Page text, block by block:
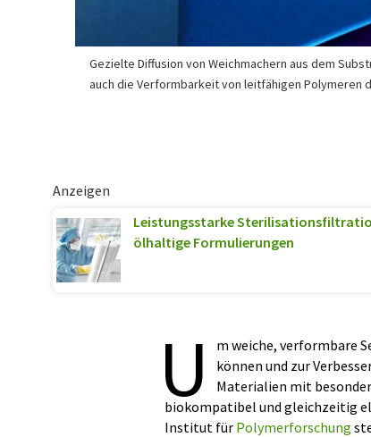
Gezielte Diffusion von Weichmachern aus dem
auch die Verformbarkeit von leitfähigen Polymeren
Anzeigen
Leistungsstarke
ölhaltige Formulierungen
U
m weiche, verformbare
können und zur
Materialien mit
biokompatibel und gleichzeitig
Institut für Polymerforschung